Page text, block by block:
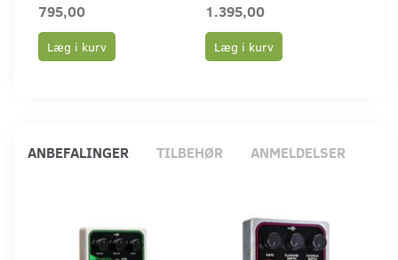
795,00
Læg i kurv
1.395,00
Læg i kurv
ANBEFALINGER TILBEHØR ANMELDELSER